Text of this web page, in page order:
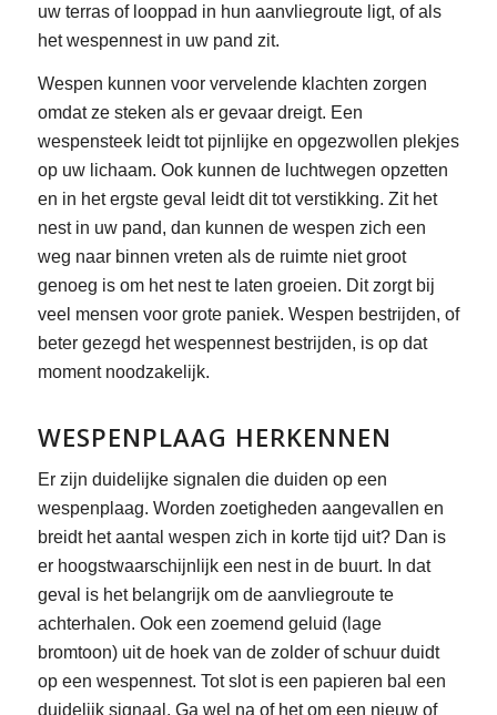
uw terras of looppad in hun aanvliegroute ligt, of als
het wespennest in uw pand zit.
Wespen kunnen voor vervelende klachten zorgen
omdat ze steken als er gevaar dreigt. Een
wespensteek leidt tot pijnlijke en opgezwollen plekjes
op uw lichaam. Ook kunnen de luchtwegen opzetten
en in het ergste geval leidt dit tot verstikking. Zit het
nest in uw pand, dan kunnen de wespen zich een
weg naar binnen vreten als de ruimte niet groot
genoeg is om het nest te laten groeien. Dit zorgt bij
veel mensen voor grote paniek. Wespen bestrijden, of
beter gezegd het wespennest bestrijden, is op dat
moment noodzakelijk.
WESPENPLAAG HERKENNEN
Er zijn duidelijke signalen die duiden op een
wespenplaag. Worden zoetigheden aangevallen en
breidt het aantal wespen zich in korte tijd uit? Dan is
er hoogstwaarschijnlijk een nest in de buurt. In dat
geval is het belangrijk om de aanvliegroute te
achterhalen. Ook een zoemend geluid (lage
bromtoon) uit de hoek van de zolder of schuur duidt
op een wespennest. Tot slot is een papieren bal een
duidelijk signaal. Ga wel na of het om een nieuw of